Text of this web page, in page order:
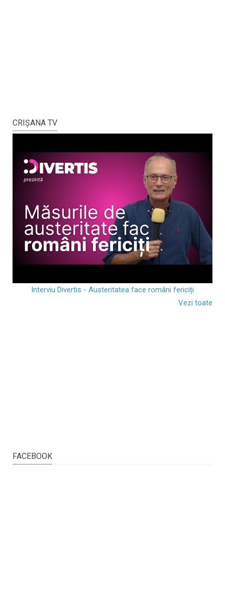
CRIŞANA TV
Interviu Divertis - Austeritatea face români fericiți
Vezi toate
FACEBOOK